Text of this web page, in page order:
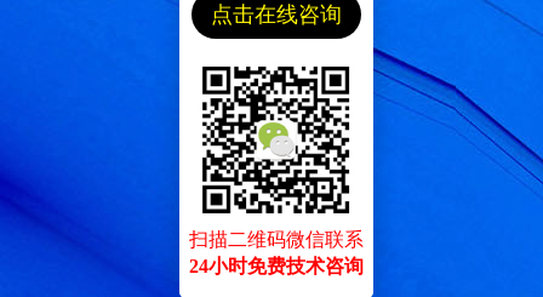
点击在线咨询
扫描二维码微信联系
24小时免费技术咨询